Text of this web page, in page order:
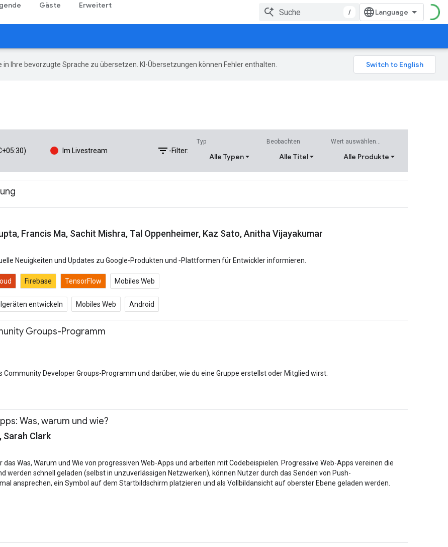
Gäste Erweitert
/
Ihre bevorzugte Sprache zu übersetzen. KI-Übersetzungen können Fehler enthalten.
Im Livestream filter_list -Filter:
Typ
Alle Typen
Beobachten
Alle Titel
Wert auswählen...
Alle Produkte
Francis Ma, Sachit Mishra, Tal Oppenheimer, Kaz Sato, Anitha Vijayakumar
Neuigkeiten und Updates zu Google-Produkten und ‐Plattformen für Entwickler informieren.
Firebase TensorFlow Mobiles Web
entwickeln Mobiles Web Android
Groups-Programm
Community Developer Groups-Programm und darüber, wie du eine Gruppe erstellst oder Mitglied wirst.
Was, warum und wie?
Sarah Clark
das Was, Warum und Wie von progressiven Web-Apps und arbeiten mit Codebeispielen. Progressive Web-Apps vereinen die
werden schnell geladen (selbst in unzuverlässigen Netzwerken), können Nutzer durch das Senden von Push-
ansprechen, ein Symbol auf dem Startbildschirm platzieren und als Vollbildansicht auf oberster Ebene geladen werden.